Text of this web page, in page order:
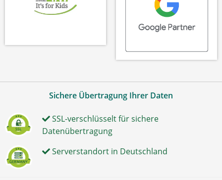
Sichere Übertragung Ihrer Daten
SSL-verschlüsselt für sichere
Datenübertragung
Serverstandort in Deutschland